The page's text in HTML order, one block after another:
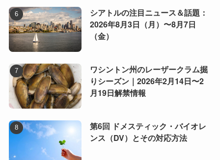
シアトルの注目ニュース＆話題：
2026年8月3日（月）〜8月7日
（金）
ワシントン州のレーザークラム掘
りシーズン｜2026年2月14日〜2
月19日解禁情報
第6回 ドメスティック・バイオレ
ンス（DV）とその対応方法